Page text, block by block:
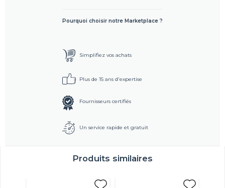
Pourquoi choisir notre Marketplace ?
Simplifiez vos achats
Plus de 15 ans d'expertise
Fournisseurs certifiés
Un service rapide et gratuit
Produits similaires